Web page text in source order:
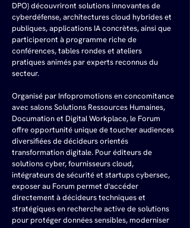
DPO) découvriront solutions innovantes de
cyberdéfense, architectures cloud hybrides et
publiques, applications IA concrètes, ainsi que
participeront à programme riche de
conférences, tables rondes et ateliers
pratiques animés par experts reconnus du
secteur.
Organisé par Infopromotions en concomitance
avec salons Solutions Ressources Humaines,
Documation et Digital Workplace, le Forum
offre opportunité unique de toucher audiences
diversifiées de décideurs orientés
transformation digitale. Pour éditeurs de
solutions cyber, fournisseurs cloud,
intégrateurs de sécurité et startups cybersec,
exposer au Forum permet d'accéder
directement à décideurs techniques et
stratégiques en recherche active de solutions
pour protéger données sensibles, moderniser